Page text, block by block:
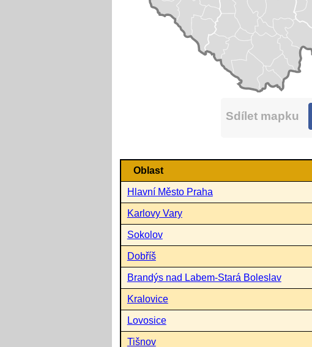
Sdílet mapku
Oblast
Hlavní Město Praha
Karlovy Vary
Sokolov
Dobříš
Brandýs nad Labem-Stará Boleslav
Kralovice
Lovosice
Tišnov